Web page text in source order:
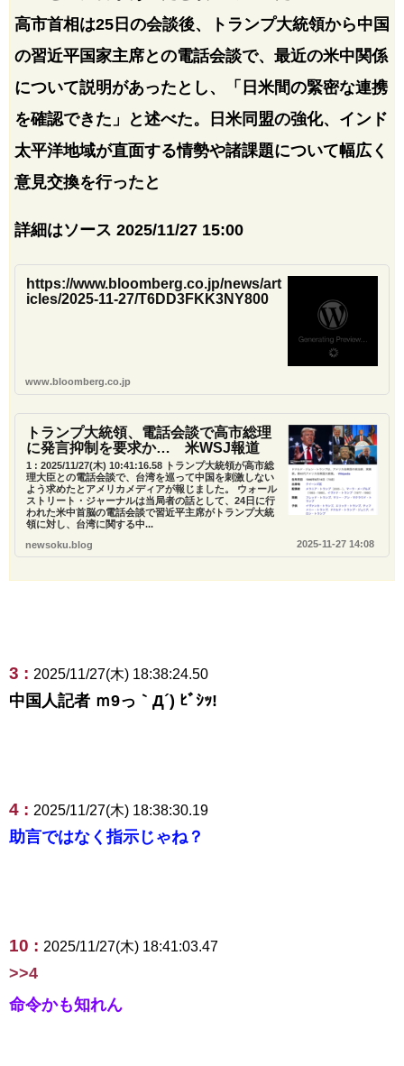
高市首相は25日の会談後、トランプ大統領から中国
の習近平国家主席との電話会談で、最近の米中関係
について説明があったとし、「日米間の緊密な連携
を確認できた」と述べた。日米同盟の強化、インド
太平洋地域が直面する情勢や諸課題について幅広く
意見交換を行ったと
詳細はソース 2025/11/27 15:00
https://www.bloomberg.co.jp/news/art
icles/2025-11-27/T6DD3FKK3NY800
www.bloomberg.co.jp
トランプ大統領、電話会談で高市総理
に発言抑制を要求か… 米WSJ報道
1 : 2025/11/27(木) 10:41:16.58 トランプ大統領が高市総
理大臣との電話会談で、台湾を巡って中国を刺激しない
よう求めたとアメリカメディアが報じました。 ウォール
ストリート・ジャーナルは当局者の話として、24日に行
われた米中首脳の電話会談で習近平主席がトランプ大統
領に対し、台湾に関する中...
newsoku.blog
2025-11-27 14:08
3 : 2025/11/27(木) 18:38:24.50
中国人記者 ｍ9っ｀Д´) ﾋﾞｼｯ!
4 : 2025/11/27(木) 18:38:30.19
助言ではなく指示じゃね？
10 : 2025/11/27(木) 18:41:03.47
>>4
命令かも知れん